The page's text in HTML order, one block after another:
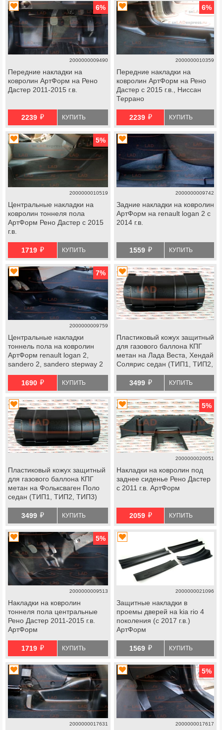
6%
2000000009490
Передние накладки на
ковролин АртФорм на Рено
Дастер 2011-2015 г.в.
2239 й КУПИТЬ
6%
2000000010359
Передние накладки на
ковролин АртФорм на Рено
Дастер с 2015 г.в., Ниссан
Террано
2239 й КУПИТЬ
5%
2000000010519
Центральные накладки на
ковролин тоннеля пола
АртФорм Рено Дастер с 2015
г.в.
1719 й КУПИТЬ
2000000009742
Задние накладки на ковролин
АртФорм на renault logan 2 с
2014 г.в.
1559 й КУПИТЬ
7%
2000000009759
Центральные накладки
тоннель пола на ковролин
АртФорм renault logan 2,
sandero 2, sandero stepway 2
1690 й КУПИТЬ
Пластиковый кожух защитный
для газового баллона КПГ
метан на Лада Веста, Хендай
Солярис седан (ТИП1, ТИП2,
3499 й КУПИТЬ
Пластиковый кожух защитный
для газового баллона КПГ
метан на Фольксваген Поло
седан (ТИП1, ТИП2, ТИП3)
3499 й КУПИТЬ
5%
2000000020051
Накладки на ковролин под
заднее сиденье Рено Дастер
с 2011 г.в. АртФорм
2059 й КУПИТЬ
5%
2000000009513
Накладки на ковролин
тоннеля пола центральные
Рено Дастер 2011-2015 г.в.
АртФорм
1719 й КУПИТЬ
2000000021096
Защитные накладки в
проемы дверей на kia rio 4
поколения (с 2017 г.в.)
АртФорм
1569 й КУПИТЬ
2000000017631
5%
2000000017617